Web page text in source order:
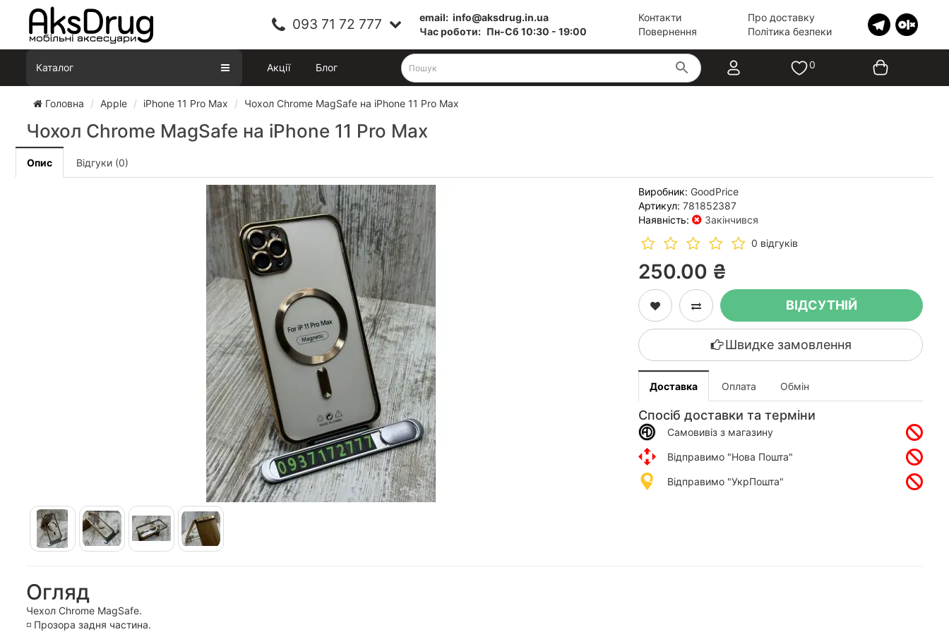
093 71 72 777 email: info@aksdrug.in.ua
Час роботи: Пн-Cб 10:30 - 19:00
Контакти
Повернення
Про доставку
Політика безпеки
Каталог Акції Блог 0
Головна Apple iPhone 11 Pro Max Чохол Chrome MagSafe на iPhone 11 Pro Max
Чохол Chrome MagSafe на iPhone 11 Pro Max
Опис Відгуки (0)
Виробник: GoodPrice
Артикул: 781852387
Наявність:
Закінчився
0 відгуків
250.00 ₴
ВІДСУТНІЙ
Швидке замовлення
Доставка Оплата Обмін
Спосіб доставки та терміни
Самовивіз з магазину
Відправимо "Нова Пошта"
Відправимо "УкрПошта"
Огляд
Чехол Chrome MagSafe.
◽️ Прозора задня частина.